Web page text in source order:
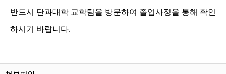
반드시 단과대학 교학팀을 방문하여 졸업사정을 통해 확인
하시기 바랍니다.